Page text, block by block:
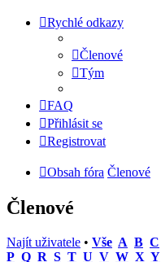
Rychlé odkazy
Členové
Tým
FAQ
Přihlásit se
Registrovat
Obsah fóra Členové
Členové
Najít uživatele • Vše A B C
P Q R S T U V W X Y